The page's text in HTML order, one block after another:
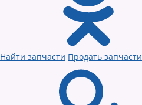
Найти запчасти Продать запчасти